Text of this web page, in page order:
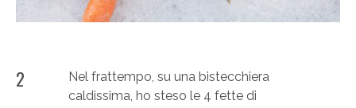
2
Nel frattempo, su una bistecchiera
caldissima, ho steso le 4 fette di